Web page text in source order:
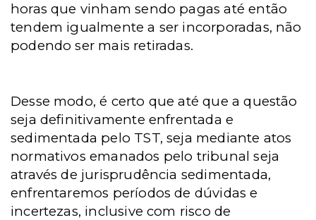
horas que vinham sendo pagas até então
tendem igualmente a ser incorporadas, não
podendo ser mais retiradas.
Desse modo, é certo que até que a questão
seja definitivamente enfrentada e
sedimentada pelo TST, seja mediante atos
normativos emanados pelo tribunal seja
através de jurisprudência sedimentada,
enfrentaremos períodos de dúvidas e
incertezas, inclusive com risco de